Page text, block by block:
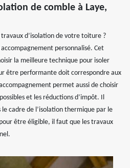
de comble à Laye,
d’isolation de votre toiture ?
personnalisé. Cet
la meilleure technique pour isoler
être performante doit correspondre aux
permet aussi de choisir
et les réductions d’impôt. Il
le cadre de l’isolation thermique par le
être éligible, il faut que les travaux